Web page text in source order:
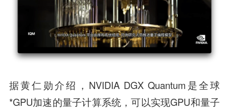
据黄仁勋介绍，NVIDIA DGX Quantum是全球
*GPU加速的量子计算系统，可以实现GPU和量子